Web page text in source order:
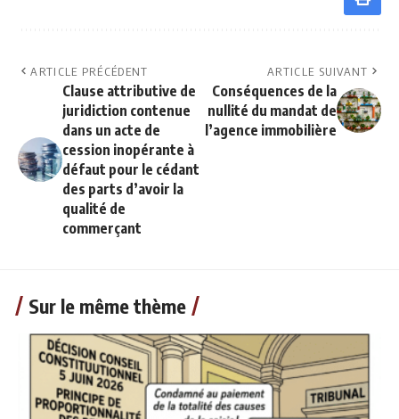
ARTICLE PRÉCÉDENT
Clause attributive de
juridiction contenue
dans un acte de
cession inopérante à
défaut pour le cédant
des parts d’avoir la
qualité de
commerçant
ARTICLE SUIVANT
Conséquences de la
nullité du mandat de
l’agence immobilière
Sur le même thème